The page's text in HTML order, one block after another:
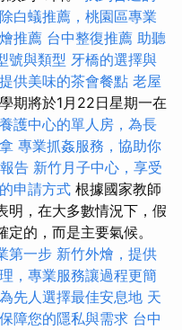
白蟻推薦，桃園區專業
推薦 台中整復推薦 助聽
號與類型 牙橋的選擇與
供美味的茶會餐點 老屋
期將於1月22日星期一在
護中心的單人房，為長
專業抓姦服務，協助你
告 新竹月子中心，享受
申請方式 根據國家教師
明，在大多數情況下，假
的，而是主要氣候。
第一步 新竹外燴，提供
，專業服務讓過程更簡
先人選擇最佳安息地 天
障您的隱私與需求 台中